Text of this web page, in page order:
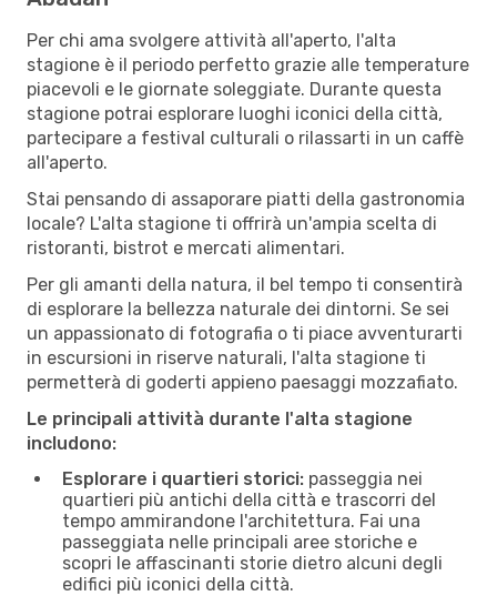
Per chi ama svolgere attività all'aperto, l'alta
stagione è il periodo perfetto grazie alle temperature
piacevoli e le giornate soleggiate. Durante questa
stagione potrai esplorare luoghi iconici della città,
partecipare a festival culturali o rilassarti in un caffè
all'aperto.
Stai pensando di assaporare piatti della gastronomia
locale? L'alta stagione ti offrirà un'ampia scelta di
ristoranti, bistrot e mercati alimentari.
Per gli amanti della natura, il bel tempo ti consentirà
di esplorare la bellezza naturale dei dintorni. Se sei
un appassionato di fotografia o ti piace avventurarti
in escursioni in riserve naturali, l'alta stagione ti
permetterà di goderti appieno paesaggi mozzafiato.
Le principali attività durante l'alta stagione
includono:
Esplorare i quartieri storici: passeggia nei
quartieri più antichi della città e trascorri del
tempo ammirandone l'architettura. Fai una
passeggiata nelle principali aree storiche e
scopri le affascinanti storie dietro alcuni degli
edifici più iconici della città.